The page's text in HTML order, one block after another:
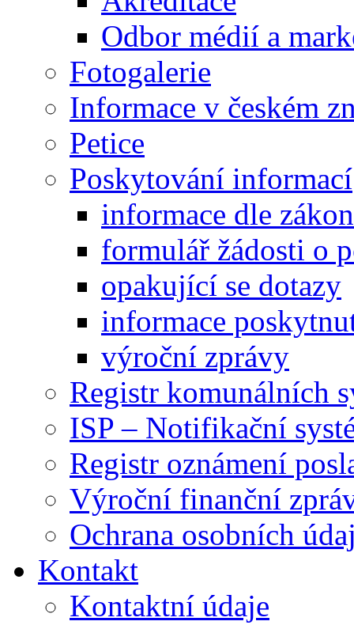
Odbor médií a
Fotogalerie
Informace v českém
Petice
Poskytování informací
informace dle
formulář žádosti o
opakující se dotazy
informace
výroční zprávy
Registr komunálních
ISP – Notifikační
Registr oznámení
Výroční finanční
Ochrana osobních
Kontakt
Kontaktní údaje